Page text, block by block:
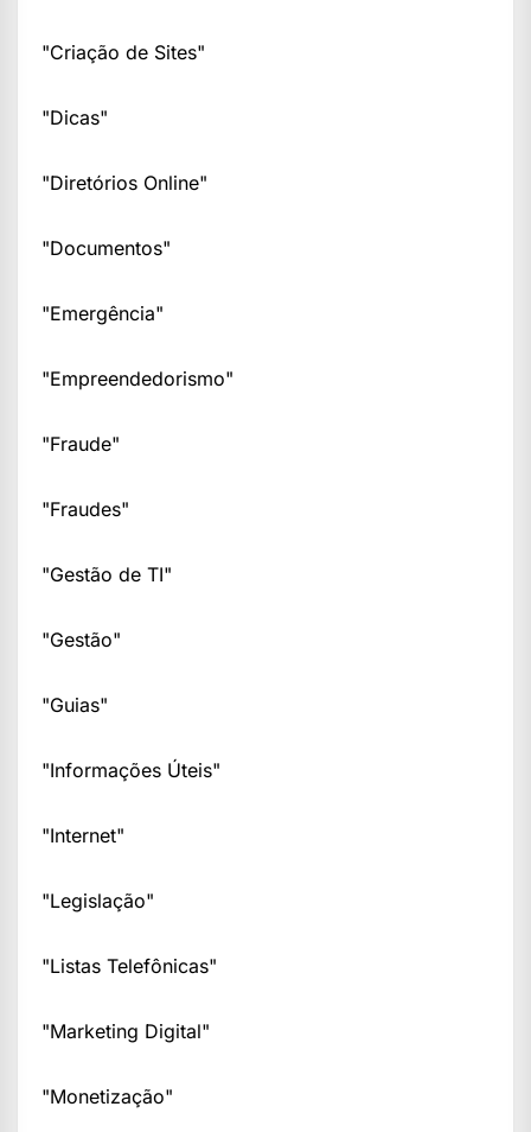
"Criação de Sites"
"Dicas"
"Diretórios Online"
"Documentos"
"Emergência"
"Empreendedorismo"
"Fraude"
"Fraudes"
"Gestão de TI"
"Gestão"
"Guias"
"Informações Úteis"
"Internet"
"Legislação"
"Listas Telefônicas"
"Marketing Digital"
"Monetização"